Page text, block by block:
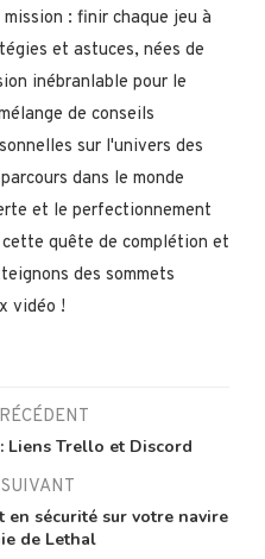
: finir chaque jeu à
et astuces, nées de
inébranlable pour le
de conseils
sur l'univers des
dans le monde
et le perfectionnement
quête de complétion et
des sommets
vidéo !
Liens Trello et Discord
en sécurité sur votre navire
de Lethal